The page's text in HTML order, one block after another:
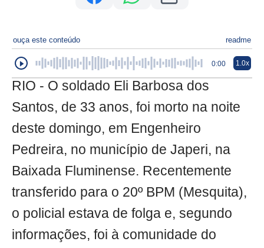
ouça este conteúdo readme
0:00 1.0x
RIO - O soldado Eli Barbosa dos
Santos, de 33 anos, foi morto na noite
deste domingo, em Engenheiro
Pedreira, no município de Japeri, na
Baixada Fluminense. Recentemente
transferido para o 20º BPM (Mesquita),
o policial estava de folga e, segundo
informações, foi à comunidade do